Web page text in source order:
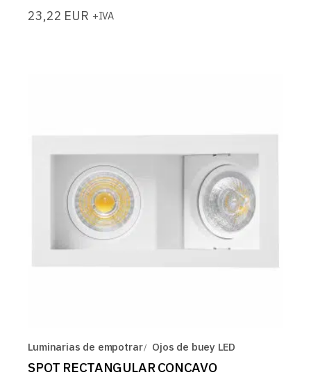
23,22 EUR +IVA
Luminarias de empotrar Ojos de buey LED
SPOT RECTANGULAR CONCAVO